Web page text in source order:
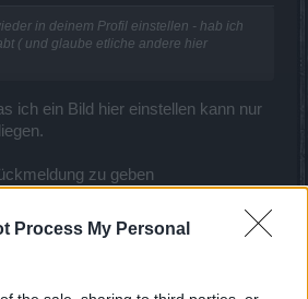
Process My Personal
in deinem Profil einstellen - hab ich
( und glaube etliche andere hier
ich ein Bild hier einstellen kann nur
zu geben
schon wieder einige Avatarbilder